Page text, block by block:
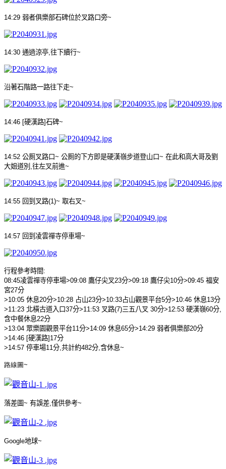
14:29 弱者俱樂部石碑位於叉路口旁~
14:30 通過涼亭 往下續行~
沿著石階路一路往下走~
14:46 [硬漢路]石碑~
14:52 公厠叉路口~ 公厠的下方即是硬漢嶺步道登山口~ 在此和高大哥及劉
大姐道別 往左叉前進~
14:55 回到叉路(1)~ 取右叉~
14:57 回到凌雲禪寺停車場~
行程參考時間:
08:45凌雲禪寺停車場>09:08 鷹仔尖叉23分>09:18 鷹仔尖10分>09:45 福安
宮27分
>10:05 休息20分>10:28 占山23分>10:33占山觀景平台5分>10:46 休息13分
>11:23 北橫古道入口37分>11:53 叉路(7)三五八叉 30分>12:53 硬漢嶺60分
含中餐休息22分
>13:04 眾樂園觀景平台11 分>14:09 休息65分>14:29 弱者俱樂部20分
>14:46 [硬漢路]17分
>14:57 停車場11 分 共計約482分 含休息~
路線圖~
落差圖~ 有誤差 僅供參考~
Google地球~